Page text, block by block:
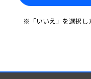
※「いいえ」を選択し